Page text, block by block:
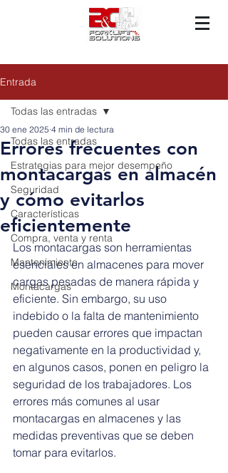
Entrada
Todas las entradas
Estrategias para mejor desempeño
Seguridad
Características
Compra, venta y renta
Mantenimiento
Montacargas
Todas las entradas
Errores frecuentes con
montacargas en almacén
y cómo evitarlos
eficientemente
30 ene 2025 4 min de lectura
Los montacargas son herramientas
esenciales en almacenes para mover
cargas pesadas de manera rápida y
eficiente. Sin embargo, su uso
indebido o la falta de mantenimiento
pueden causar errores que impactan
negativamente en la productividad y,
en algunos casos, ponen en peligro la
seguridad de los trabajadores. Los
errores más comunes al usar
montacargas en almacenes y las
medidas preventivas que se deben
tomar para evitarlos.